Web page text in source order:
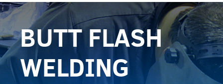
BUTT FLASH
WELDING